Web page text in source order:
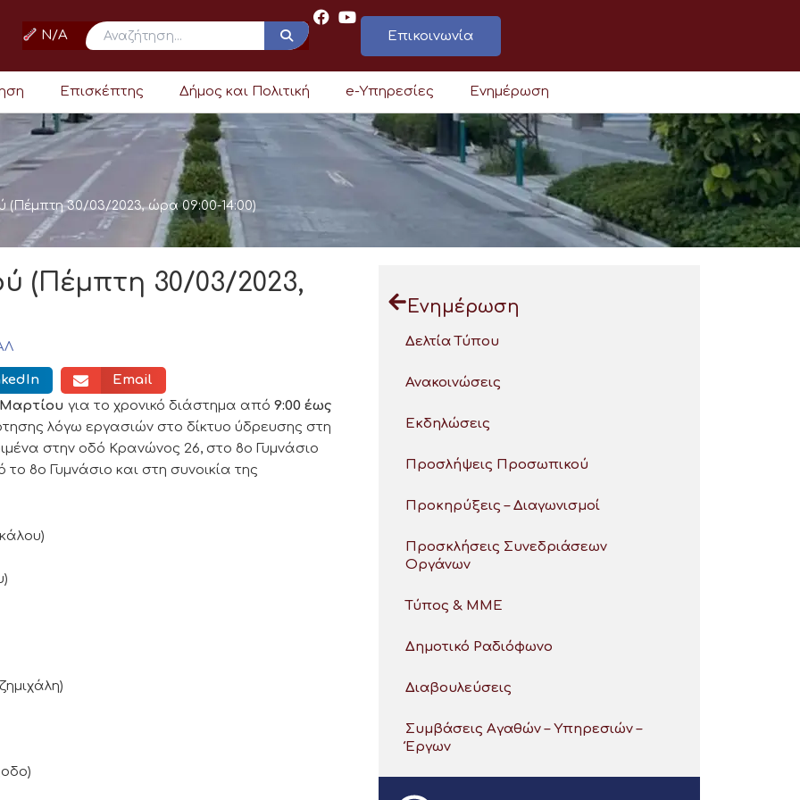
N/A Επικοινωνία
Επισκέπτης Δήμος και Πολιτική e-Υπηρεσίες Ενημέρωση
(Πέμπτη 30/03/2023, ώρα 09:00-14:00)
(Πέμπτη 30/03/2023,
Email
για το χρονικό διάστημα από 9:00 έως
λόγω εργασιών στο δίκτυο ύδρευσης στη
στην οδό Κρανώνος 26, στο 8ο Γυμνάσιο
8ο Γυμνάσιο και στη συνοικία της
Ενημέρωση
Δελτία Τύπου
Ανακοινώσεις
Εκδηλώσεις
Προσλήψεις Προσωπικού
Προκηρύξεις – Διαγωνισμοί
Προσκλήσεις Συνεδριάσεων
Οργάνων
Τύπος & ΜΜΕ
Δημοτικό Ραδιόφωνο
Διαβουλεύσεις
Συμβάσεις Αγαθών – Υπηρεσιών –
Έργων